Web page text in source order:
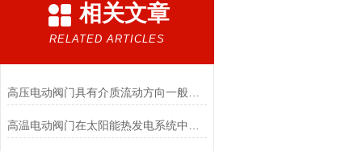
相关文章
RELATED ARTICLES
高压电动阀门具有介质流动方向一般不受限制的特点